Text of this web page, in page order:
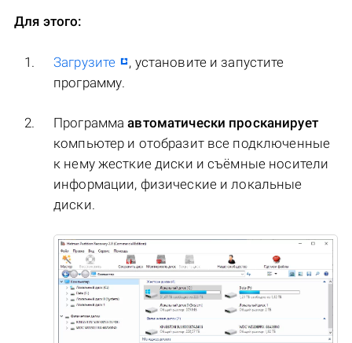
Для этого:
Загрузите
, установите и запустите
программу.
Программаавтоматически просканирует
компьютер и отобразит все подключенные
к нему жесткие диски и съёмные носители
информации, физические и локальные
диски.